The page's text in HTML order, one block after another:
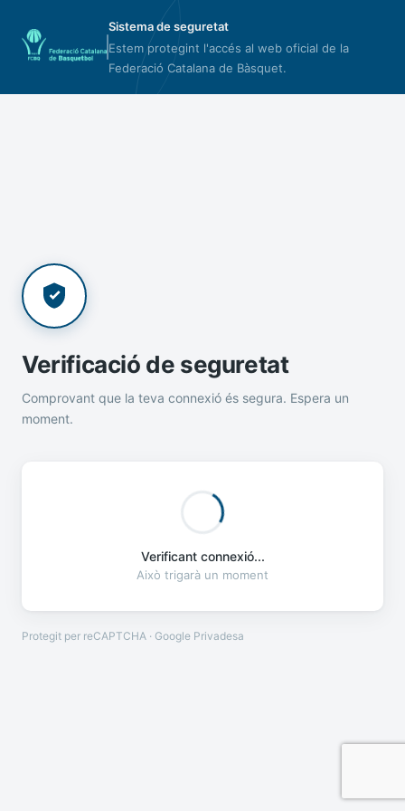
Sistema de seguretat
Estem protegint l'accés al web oficial de la
Federació Catalana de Bàsquet.
Verificació de seguretat
Comprovant que la teva connexió és segura. Espera un
moment.
Verificant connexió...
Això trigarà un moment
Protegit per reCAPTCHA · Google Privadesa